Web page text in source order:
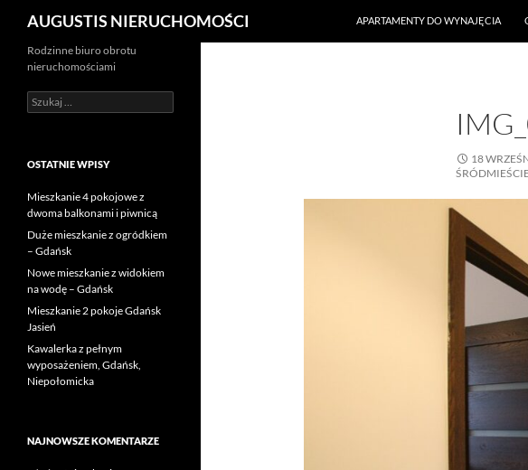
AUGUSTIS NIERUCHOMOŚCI
APARTAMENTY DO WYNAJĘCIA
18
Rodzinne biuro obrotu
nieruchomościami
Szukaj:
OSTATNIE WPISY
Mieszkanie 4 pokojowe z
dwoma balkonami i piwnicą
Duże mieszkanie z ogródkiem
– Gdańsk
Nowe mieszkanie z widokiem
na wodę – Gdańsk
Mieszkanie 2 pokoje Gdańsk
Jasień
Kawalerka z pełnym
wyposażeniem, Gdańsk,
Niepołomicka
NAJNOWSZE KOMENTARZE